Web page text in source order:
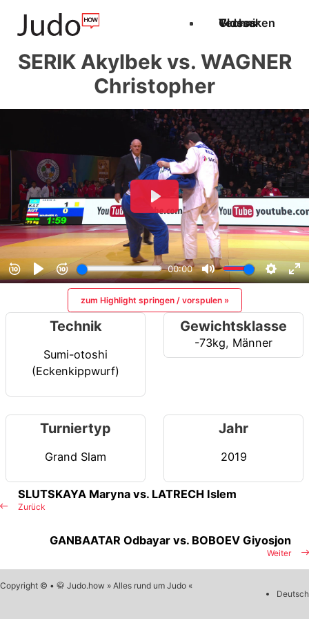
Techniken
Videos
Glossar
SERIK Akylbek vs. WAGNER
Christopher
zum Highlight springen / vorspulen »
Technik
Sumi-otoshi
(Eckenkippwurf)
Gewichtsklasse
-73kg, Männer
Turniertyp
Grand Slam
Jahr
2019
Zurück
SLUTSKAYA Maryna vs. LATRECH Islem
Weiter
GANBAATAR Odbayar vs. BOBOEV Giyosjon
Copyright © • 🥋 Judo.how » Alles rund um Judo «
Deutsch